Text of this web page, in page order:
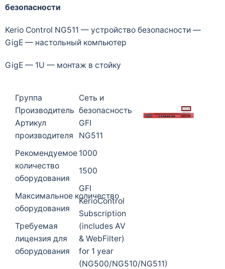
безопасности
Kerio Control NG511 — устройство безопасности —
GigE — настольный компьютер
GigE — 1U — монтаж в стойку
Группа
Производитель
Артикул
производителя
Рекомендуемое
количество
оборудования
Максимальное количество
оборудования
Требуемая
лицензия для
оборудования
Сеть и
безопасность
GFI
NG511
1000
1500
GFI
KerioControl
Subscription
(includes AV
& WebFilter)
for 1 year
(NG500/NG510/NG511)